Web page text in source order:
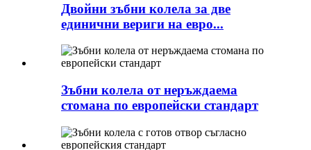
Двойни зъбни колела за две
единични вериги на евро...
Зъбни колела от неръждаема
стомана по европейски стандарт